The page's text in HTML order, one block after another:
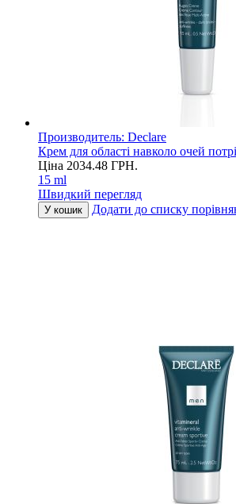
Производитель: Declare
Крем для області навколо очей
Ціна 2034.48 ГРН.
15 ml
Швидкий перегляд
У кошик Додати до списку